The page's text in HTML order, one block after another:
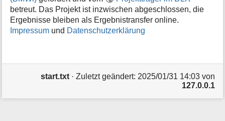
betreut. Das Projekt ist inzwischen abgeschlossen, die
Ergebnisse bleiben als Ergebnistransfer online.
Impressum und Datenschutzerklärung
start.txt· Zuletzt geändert: 2025/01/31 14:03 von
127.0.0.1